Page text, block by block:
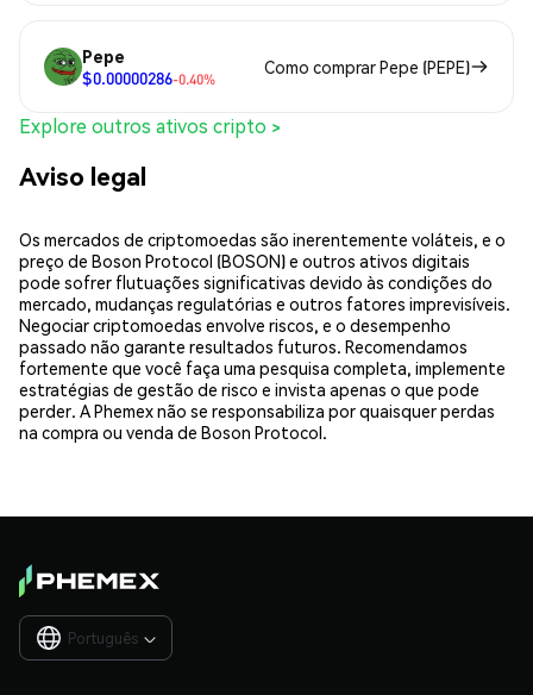
Pepe
$0.00000286-0.40%
Como comprar Pepe (PEPE)
Explore outros ativos cripto >
Aviso legal
Os mercados de criptomoedas são inerentemente voláteis, e o
preço de Boson Protocol (BOSON) e outros ativos digitais
pode sofrer flutuações significativas devido às condições do
mercado, mudanças regulatórias e outros fatores imprevisíveis.
Negociar criptomoedas envolve riscos, e o desempenho
passado não garante resultados futuros. Recomendamos
fortemente que você faça uma pesquisa completa, implemente
estratégias de gestão de risco e invista apenas o que pode
perder. A Phemex não se responsabiliza por quaisquer perdas
na compra ou venda de Boson Protocol.
Português 